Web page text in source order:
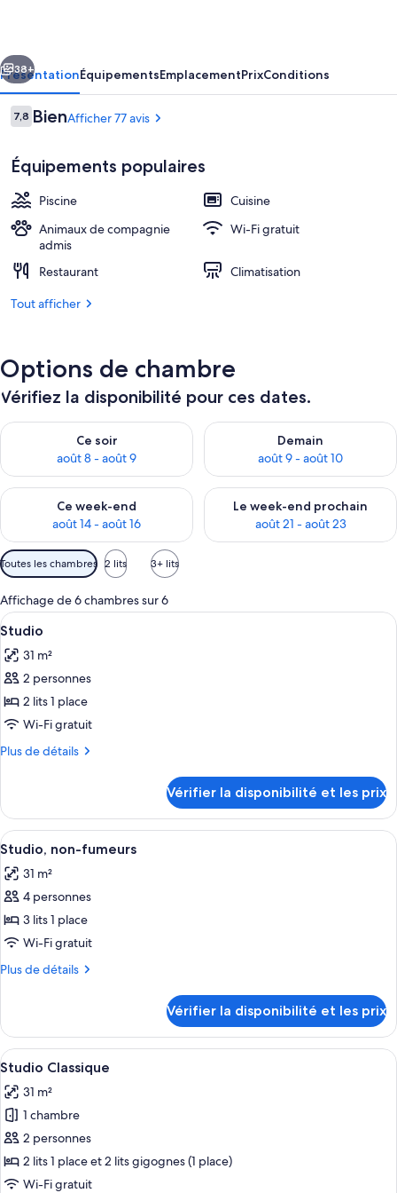
Verts
Bar (sur place)
Suivant
38+
PrésentationÉquipementsEmplacementPrixConditions
Avis
voyageurs
7,87,8 sur 10
BienAfficher 77 avis
Équipements populaires
Piscine
Cuisine
Animaux de compagnie
admis
Wi-Fi gratuit
Restaurant
Climatisation
Tout afficher
Options de chambre
Vérifiez la disponibilité pour ces dates.
Ce soir
août 8 - août 9
Vérifier la disponibilité pour ce soir août 8 - août 9
Demain
août 9 - août 10
Vérifier la disponibilité pour
Ce week-end
août 14 - août 16
Vérifier la disponibilité pour ce week-end août 14 - août 16
Le week-end prochain
août 21 - août 23
Vérifier la disponibilité pour
Filtres
disponibles
pour
les
chambres
Toutes les chambres 2 lits 3+ lits
Affichage de 6 chambres sur 6
Afficher
toutes
les
photos
pour
ce
type
Studio
Une cuisine moderne équipée d’un
7
Studio
31 m²
2 personnes
2 lits 1 place
Wi-Fi gratuit
Plus de détails
Plus
le
type
de
Studio
Vérifier la disponibilité et les prix
Afficher
toutes
les
photos
pour
ce
type
Studio,
non-
fumeurs
Une cuisine moderne équipée d’un
7
Studio, non-fumeurs
31 m²
4 personnes
3 lits 1 place
Wi-Fi gratuit
Plus de détails
Plus
le
type
de
Studio,
non-
fumeurs
Vérifier la disponibilité et les prix
Afficher
toutes
les
photos
pour
ce
type
Une pièce comprenant un lit, une
7
Studio Classique
31 m²
1 chambre
2 personnes
2 lits 1 place et 2 lits gigognes (1 place)
Wi-Fi gratuit